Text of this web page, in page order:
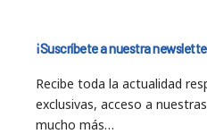
¡Suscríbete a nuestra
Recibe toda la actualidad
exclusivas, acceso a
mucho más…